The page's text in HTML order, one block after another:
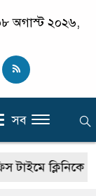
অগাস্ট ২০২৬,
সব
ক্লিনিকে রোগী